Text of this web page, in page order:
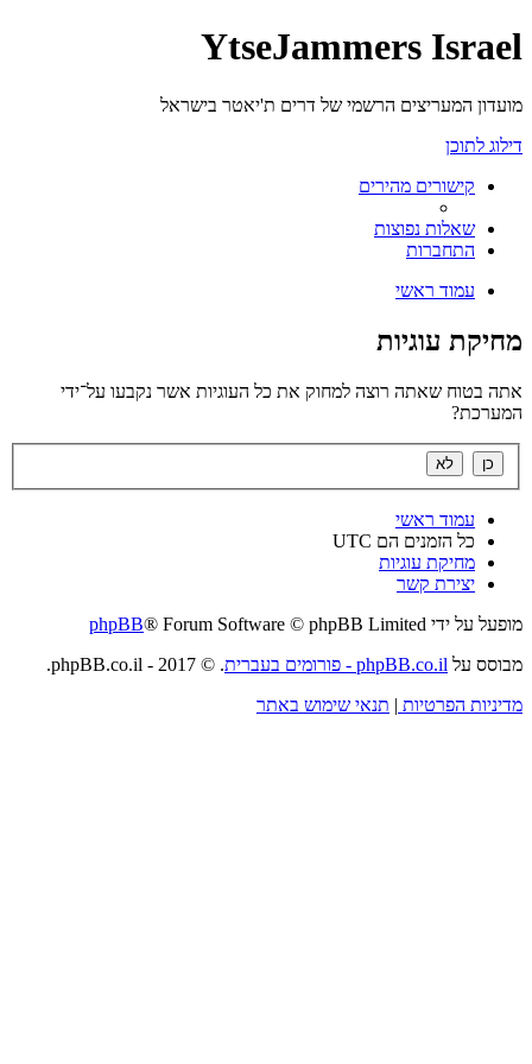
YtseJammers Israel
מועדון המעריצים הרשמי של דרים ת'יאטר בישראל
דילוג לתוכן
קישורים מהירים
שאלות נפוצות
התחברות
עמוד ראשי
מחיקת עוגיות
אתה בטוח שאתה רוצה למחוק את כל העוגיות אשר נקבעו על־ידי
המערכת?
עמוד ראשי
כל הזמנים הם UTC
מחיקת עוגיות
יצירת קשר
מופעל על ידי
phpBB® Forum Software © phpBB Limited
מבוסס על phpBB.co.il - פורומים בעברית
. © 2017 - phpBB.co.il.
מדיניות הפרטיות | תנאי שימוש באתר